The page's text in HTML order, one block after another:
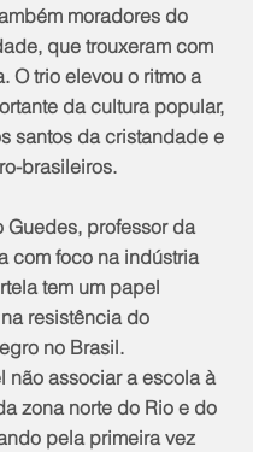
moradores do
que trouxeram com
O trio elevou o ritmo a
da cultura popular,
santos da cristandade e
brasileiros.
Guedes, professor da
com foco na indústria
tem um papel
resistência do
no Brasil.
não associar a escola à
zona norte do Rio e do
pela primeira vez